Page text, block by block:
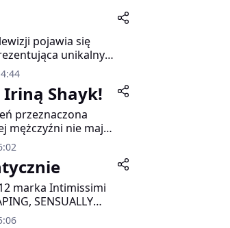
pojawia się
unikalny
kampanii jest
4 lat pełni rolę
marki.Shayk!
przeznaczona
mężczyźni nie maja
nie ma więcej
marka Intimissimi
SENSUALLY